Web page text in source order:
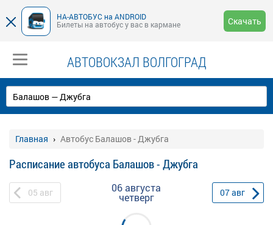
НА-АВТОБУС на ANDROID
Билеты на автобус у вас в кармане
Скачать
АВТОВОКЗАЛ ВОЛГОГРАД
Главная Автобус Балашов - Джубга
Расписание автобуса Балашов - Джубга
05 авг 06 августа
четверг 07авг